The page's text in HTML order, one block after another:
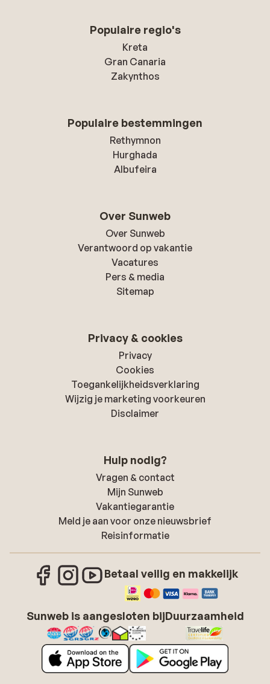
Populaire regio's
Kreta
Gran Canaria
Zakynthos
Populaire bestemmingen
Rethymnon
Hurghada
Albufeira
Over Sunweb
Over Sunweb
Verantwoord op vakantie
Vacatures
Pers & media
Sitemap
Privacy & cookies
Privacy
Cookies
Toegankelijkheidsverklaring
Wijzig je marketing voorkeuren
Disclaimer
Hulp nodig?
Vragen & contact
Mijn Sunweb
Vakantiegarantie
Meld je aan voor onze nieuwsbrief
Reisinformatie
Betaal veilig en makkelijk
Sunweb is aangesloten bijDuurzaamheid